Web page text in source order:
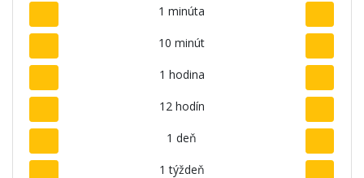
1 minúta
10 minút
1 hodina
12 hodín
1 deň
1 týždeň